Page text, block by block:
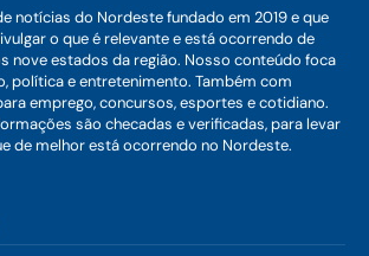
notícias do Nordeste fundado em 2019 e que
o que é relevante e está ocorrendo de
nove estados da região. Nosso conteúdo foca
política e entretenimento. Também com
emprego, concursos, esportes e cotidiano.
são checadas e verificadas, para levar
de melhor está ocorrendo no Nordeste.